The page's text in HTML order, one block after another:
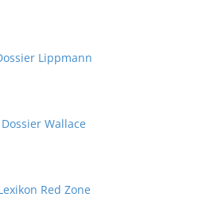
Lippmann
Dossier Wallace
Red Zone